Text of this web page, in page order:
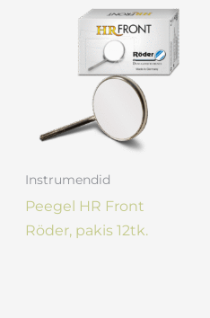
Instrumendid
Peegel HR Front
Röder, pakis 12tk.